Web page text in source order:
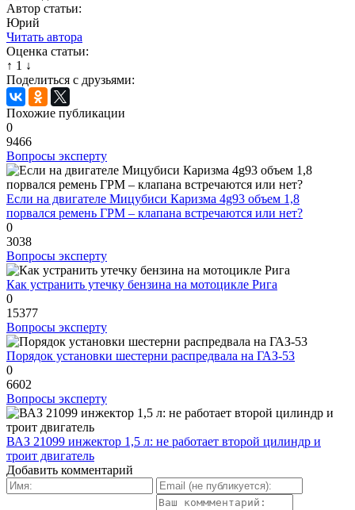
Автор статьи:
Юрий
Читать автора
Оценка статьи:
↑ 1 ↓
Поделиться с друзьями:
Похожие публикации
0
9466
Вопросы эксперту
Если на двигателе Мицубиси Каризма 4g93 объем 1,8
порвался ремень ГРМ – клапана встречаются или нет?
0
3038
Вопросы эксперту
Как устранить утечку бензина на мотоцикле Рига
0
15377
Вопросы эксперту
Порядок установки шестерни распредвала на ГАЗ-53
0
6602
Вопросы эксперту
ВАЗ 21099 инжектор 1,5 л: не работает второй цилиндр и
троит двигатель
Добавить комментарий